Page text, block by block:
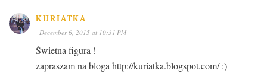
KURIATKA
December 6, 2015 at 10:31 PM
Świetna figura !
zapraszam na bloga http://kuriatka.blogspot.com/ :)